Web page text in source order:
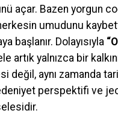
açar. Bazen yorgun
umudunu
başlanır. Dolayısıyla
artık yalnızca bir
değil, aynı zamanda
perspektifi ve